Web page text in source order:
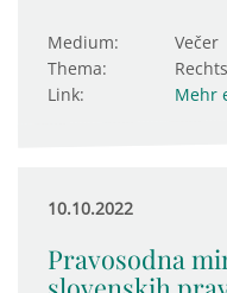
Medium:
Večer
Thema:
Link:
Mehr
10.10.2022
Pravosodna